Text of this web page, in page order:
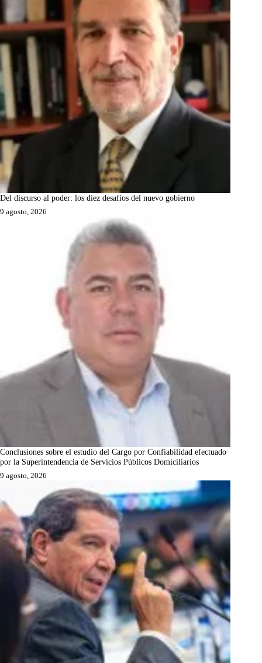
Del discurso al poder: los diez desafíos del nuevo gobierno
9 agosto, 2026
Conclusiones sobre el estudio del Cargo por Confiabilidad efectuado
por la Superintendencia de Servicios Públicos Domiciliarios
9 agosto, 2026